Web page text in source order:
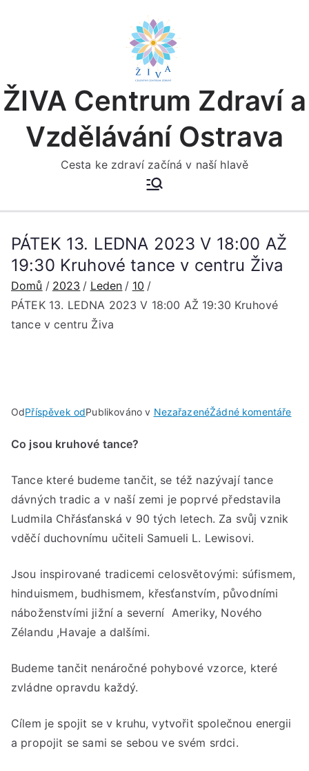
ŽIVA Centrum Zdraví a
Vzdělávání Ostrava
Cesta ke zdraví začíná v naší hlavě
PÁTEK 13. LEDNA 2023 V 18:00 AŽ
19:30 Kruhové tance v centru Živa
Domů 2023 Leden
10
PÁTEK 13. LEDNA 2023 V 18:00 AŽ 19:30 Kruhové
tance v centru Živa
OdPříspěvek odPublikováno v NezařazenéŽádné komentářeu
Co jsou kruhové tance?
Tance které budeme tančit, se též nazývají tance
dávných tradic a v naší zemi je poprvé představila
Ludmila Chřásťanská v 90 tých letech. Za svůj vznik
vděčí duchovnímu učiteli Samueli L. Lewisovi.
Jsou inspirované tradicemi celosvětovými: súfismem,
hinduismem, budhismem, křesťanstvím, původními
náboženstvími jižní a severní Ameriky, Nového
Zélandu ,Havaje a dalšími.
Budeme tančit nenáročné pohybové vzorce, které
zvládne opravdu každý.
Cílem je spojit se v kruhu, vytvořit společnou energii
a propojit se sami se sebou ve svém srdci.